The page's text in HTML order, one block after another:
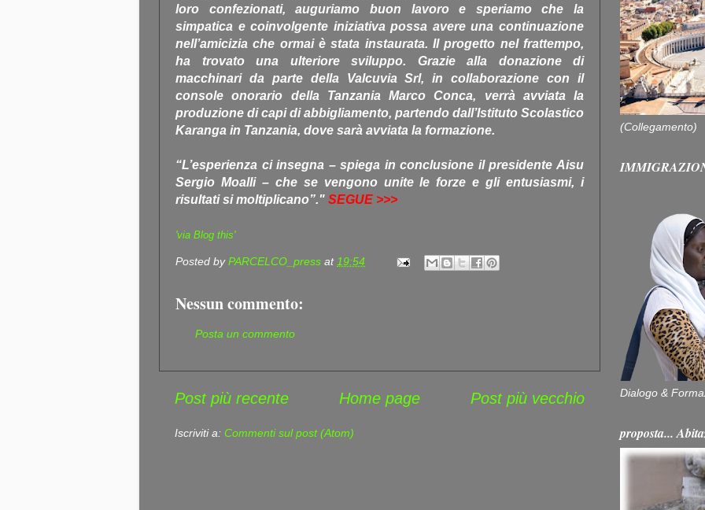
loro confezionati, auguriamo buon lavoro e speriamo che la
simpatica e coinvolgente iniziativa possa avere una continuazione
nell’amicizia che ormai è stata instaurata. Il progetto nel frattempo,
ha trovato una ulteriore sviluppo. Grazie alla donazione di
macchinari da parte della Valcuvia Srl, in collaborazione con il
console onorario della Tanzania Marco Conca, verrà avviata la
produzione di capi di abbigliamento, partendo dall’Istituto Scolastico
Karanga in Tanzania, dove sarà avviata la formazione.
“L’esperienza ci insegna – spiega in conclusione il presidente Aisu
Sergio Moalli – che se vengono unite le forze e gli entusiasmi, i
risultati si moltiplicano”." SEGUE >>>
'via Blog this'
Posted byPARCELCO_press at19:54
Nessun commento:
Posta un commento
Post più recente Post più vecchio
Home page
Iscriviti a: Commenti sul post (Atom)
(Collegamento)
Dialogo &
proposta...